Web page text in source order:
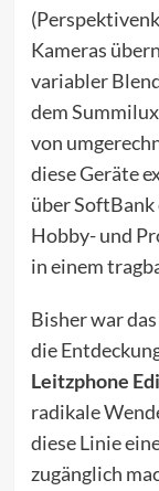
Kameras
variabler
dem
von
diese Geräte
über
Hobby- und
in einem
Bisher war
die
Leitzphone
radikale
diese Linie
zugänglich